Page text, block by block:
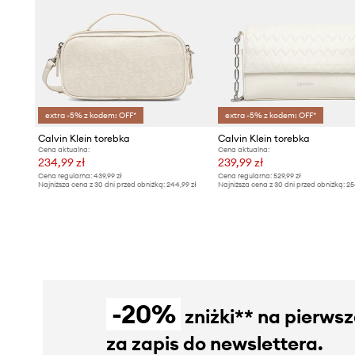
extra -5% z kodem: OFF*
Calvin Klein torebka
Cena aktualna:
234,99 zł
Cena regularna: 439,99 zł
Najniższa cena z 30 dni przed obniżką: 244,99 zł
extra -5% z kodem: OFF*
Calvin Klein torebka
Cena aktualna:
239,99 zł
Cena regularna:529,99 zł
Najniższa cena z 30 dni przed obniżką:
-20% zniżki** na
za zapis do newslettera.